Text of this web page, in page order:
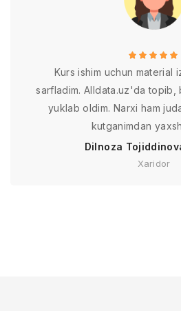
Kurs ishim uchun material
sarfladim. Alldata.uz'da topib,
yuklab oldim. Narxi ham
kutganimdan
Dilnoza
Xaridor